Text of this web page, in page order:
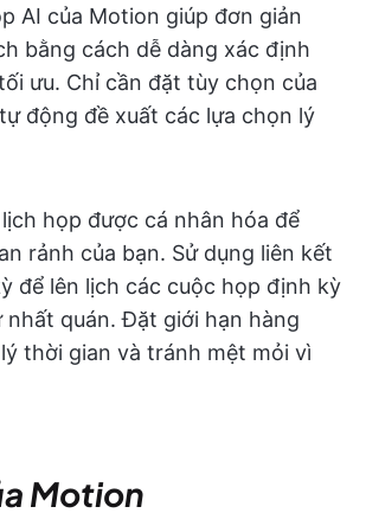
AI của Motion giúp đơn giản
bằng cách dễ dàng xác định
ưu. Chỉ cần đặt tùy chọn của
động đề xuất các lựa chọn lý
họp được cá nhân hóa để
rảnh của bạn. Sử dụng liên kết
để lên lịch các cuộc họp định kỳ
nhất quán. Đặt giới hạn hàng
thời gian và tránh mệt mỏi vì
Motion